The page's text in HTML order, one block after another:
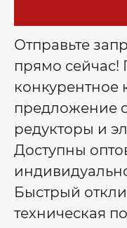
Отправьте
прямо сейчас!
конкурентное
предложение
редукторы и
Доступны
Быстрый
техническая